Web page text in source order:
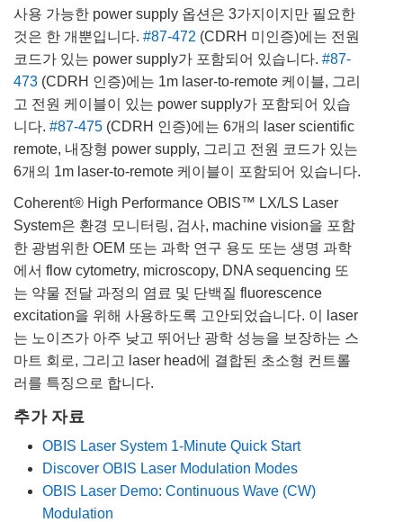
사용 가능한 power supply 옵션은 3가지이지만 필요한
것은 한 개뿐입니다. #87-472 (CDRH 미인증)에는 전원
코드가 있는 power supply가 포함되어 있습니다. #87-
473 (CDRH 인증)에는 1m laser-to-remote 케이블, 그리
고 전원 케이블이 있는 power supply가 포함되어 있습
니다. #87-475 (CDRH 인증)에는 6개의 laser scientific
remote, 내장형 power supply, 그리고 전원 코드가 있는
6개의 1m laser-to-remote 케이블이 포함되어 있습니다.
Coherent® High Performance OBIS™ LX/LS Laser
System은 환경 모니터링, 검사, machine vision을 포함
한 광범위한 OEM 또는 과학 연구 용도 또는 생명 과학
에서 flow cytometry, microscopy, DNA sequencing 또
는 약물 전달 과정의 염료 및 단백질 fluorescence
excitation을 위해 사용하도록 고안되었습니다. 이 laser
는 노이즈가 아주 낮고 뛰어난 광학 성능을 보장하는 스
마트 회로, 그리고 laser head에 결합된 초소형 컨트롤
러를 특징으로 합니다.
추가 자료
OBIS Laser System 1-Minute Quick Start
Discover OBIS Laser Modulation Modes
OBIS Laser Demo: Continuous Wave (CW)
Modulation